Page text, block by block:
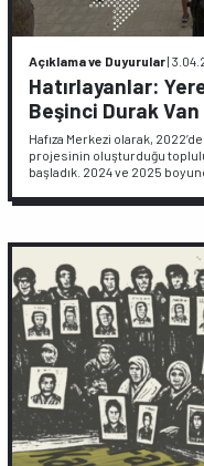
Açıklama ve Duyurular|
Hatırlayanlar:
Beşinci Durak Van
Hafıza Merkezi olarak,
projesinin oluşturduğu
başladık. 2024 ve 2025